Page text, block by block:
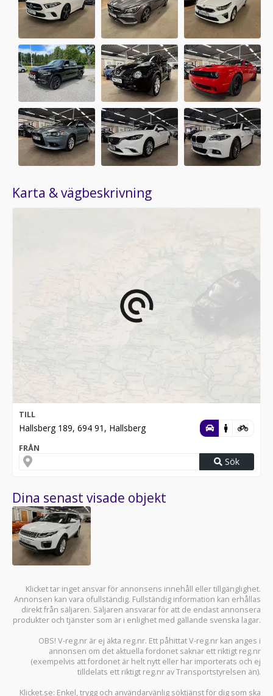
Karta & vägbeskrivning
TILL
Hallsberg 189, 694 91, Hallsberg
FRÅN
Sök
Dina senast visade objekt
Klicket tar inget ansvar för annonsens innehåll eller tillgänglighet.
Annonsen kan vara ofullständig. Fullständig information kan erhållas
direkt från säljaren. Säljaren ansvarar för att de endast annonsera
produkter och tjänster som är i enlighet med gällande svenska lagar.
OBS! V-reg.nr är ej äkta reg.nr. Ett påhittat V-reg.nr kan anges i
annonsen om det aktuella fordonet saknar ett riktigt reg.nr
(exempelvis att fordonet är helt nytt eller har importerats och ej
tilldelats ett riktigt reg.nr av Transportstyrelsen än).
Klicket.se: Enkel, trygg och användarvänlig söktjänst för dig som ska